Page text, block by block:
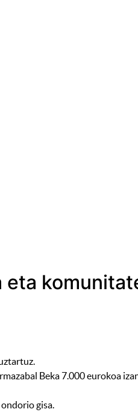
eta
Beka 7.000 eurokoa
gisa.